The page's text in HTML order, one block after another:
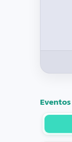
Eventos